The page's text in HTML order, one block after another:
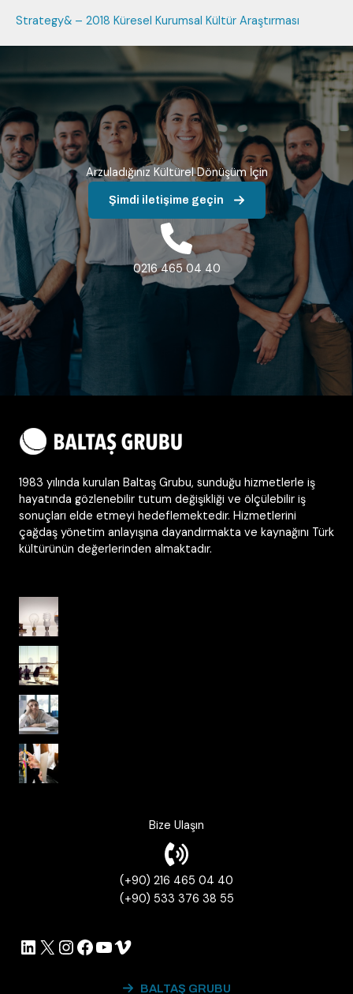
Strategy& – 2018 Küresel Kurumsal Kültür Araştırması
Arzuladığınız Kültürel Dönüşüm İçin
Şimdi iletişime geçin
0216 465 04 40
1983 yılında kurulan Baltaş Grubu, sunduğu hizmetlerle iş
hayatında gözlenebilir tutum değişikliği ve ölçülebilir iş
sonuçları elde etmeyi hedeflemektedir. Hizmetlerini
çağdaş yönetim anlayışına dayandırmakta ve kaynağını Türk
kültürünün değerlerinden almaktadır.
Bize Ulaşın
(+90) 216 465 04 40
(+90) 533 376 38 55
LinkedIn
X Instagram
Facebook
YouTube
Vimeo
BALTAŞ GRUBU